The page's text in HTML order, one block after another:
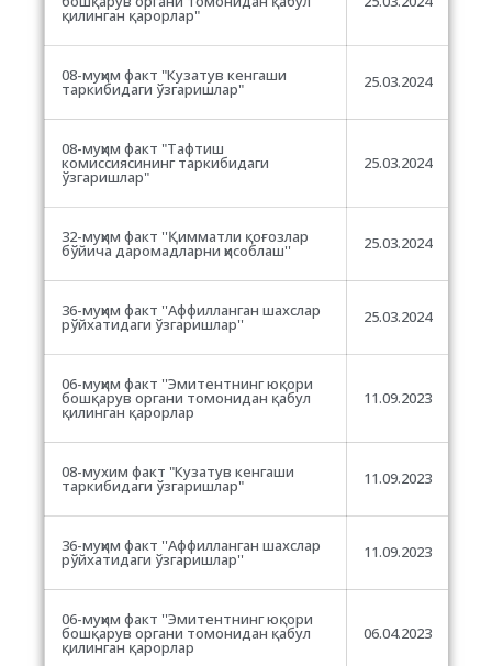
қилинган қарорлар"
08-муҳим факт "Кузатув кенгаши
таркибидаги ўзгаришлар" 25.03.2024
08-муҳим факт "Тафтиш
комиссиясининг таркибидаги
ўзгаришлар"
25.03.2024
32-муҳим факт ''Қимматли қоғозлар
бўйича даромадларни ҳисоблаш'' 25.03.2024
36-муҳим факт ''Аффилланган шахслар
рўйхатидаги ўзгаришлар'' 25.03.2024
06-муҳим факт ''Эмитентнинг юқори
бошқарув органи томонидан қабул
қилинган қарорлар
11.09.2023
08-мухим факт "Кузатув кенгаши
таркибидаги ўзгаришлар" 11.09.2023
36-муҳим факт ''Аффилланган шахслар
рўйхатидаги ўзгаришлар'' 11.09.2023
06-муҳим факт ''Эмитентнинг юқори
бошқарув органи томонидан қабул
қилинган қарорлар
06.04.2023